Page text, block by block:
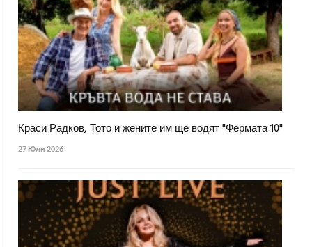
Краси Радков, Тото и жените им ще водят "Фермата 10"
27 Юли 2026